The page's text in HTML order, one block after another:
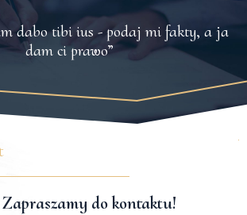
dabo tibi ius - podaj mi fakty, a ja
dam ci prawo”
do kontaktu!